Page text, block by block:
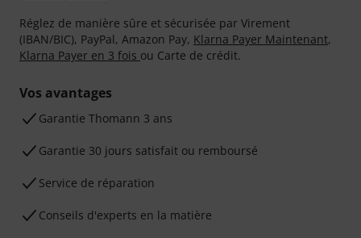
Réglez de manière sûre et sécurisée par Virement
(IBAN/BIC), PayPal, Amazon Pay, Klarna Payer Maintenant,
Klarna Payer en 3 fois ou Carte de crédit.
Vos avantages
Ga­ran­tie Thomann 3 ans
Garantie 30 jours satisfait ou remboursé
Service de réparation
Conseils d'experts en la matière